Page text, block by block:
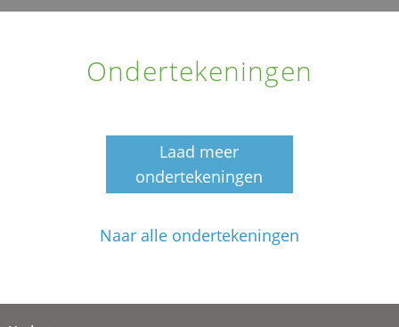
Ondertekeningen
Laad meer
ondertekeningen
Naar alle ondertekeningen